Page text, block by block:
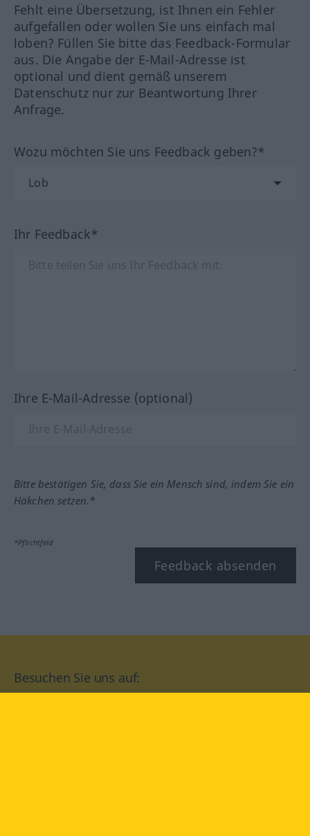
Fehlt eine Übersetzung, ist Ihnen ein Fehler
aufgefallen oder wollen Sie uns einfach mal
loben? Füllen Sie bitte das Feedback-Formular
aus. Die Angabe der E-Mail-Adresse ist
optional und dient gemäß unserem
Datenschutz nur zur Beantwortung Ihrer
Anfrage.
Wozu möchten Sie uns Feedback geben?*
Ihr Feedback*
Ihre E-Mail-Adresse (optional)
Bitte bestätigen Sie, dass Sie ein Mensch sind, indem Sie ein
Häkchen setzen.*
*Pflichtfeld
Feedback absenden
Besuchen Sie uns auf: